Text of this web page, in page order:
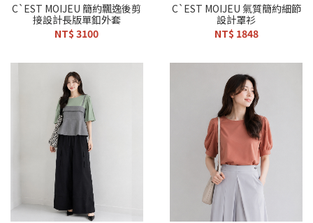
C`EST MOIJEU 簡約飄逸後剪
接設計長版單釦外套
NT$ 3100
C`EST MOIJEU 氣質簡約細節
設計罩衫
NT$ 1848